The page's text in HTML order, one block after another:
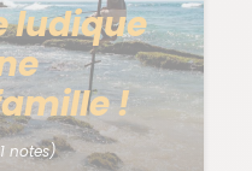
ludique
!
notes)